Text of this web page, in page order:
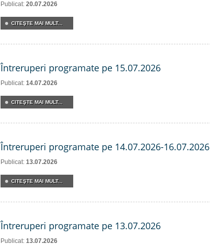
Publicat: 20.07.2026
CITEŞTE MAI MULT...
Întreruperi programate pe 15.07.2026
Publicat: 14.07.2026
CITEŞTE MAI MULT...
Întreruperi programate pe 14.07.2026-16.07.2026
Publicat: 13.07.2026
CITEŞTE MAI MULT...
Întreruperi programate pe 13.07.2026
Publicat: 13.07.2026